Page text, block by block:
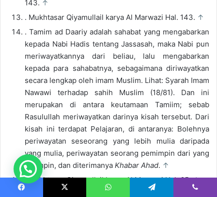
143. ↑
. Mukhtasar Qiyamullail karya Al Marwazi Hal. 143. ↑
. Tamim ad Daariy adalah sahabat yang mengabarkan
kepada Nabi Hadis tentang Jassasah, maka Nabi pun
meriwayatkannya dari beliau, lalu mengabarkan
kepada para sahabatnya, sebagaimana diriwayatkan
secara lengkap oleh imam Muslim. Lihat: Syarah Imam
Nawawi terhadap sahih Muslim (18/81). Dan ini
merupakan di antara keutamaan Tamiim; sebab
Rasulullah meriwayatkan darinya kisah tersebut. Dari
kisah ini terdapat Pelajaran, di antaranya: Bolehnya
periwayatan seseorang yang lebih mulia daripada
yang mulia, periwayatan seorang pemimpin dari yang
dipimpin, dan diterimanya Khabar Ahad. ↑
. Mukhtasar Qiyamullail karya Al Marwazi Hal. 65.↑